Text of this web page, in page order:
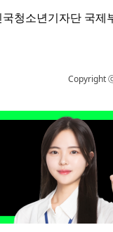
국청소년기자단 국제
Copyright